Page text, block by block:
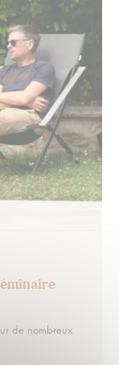
de nombreux